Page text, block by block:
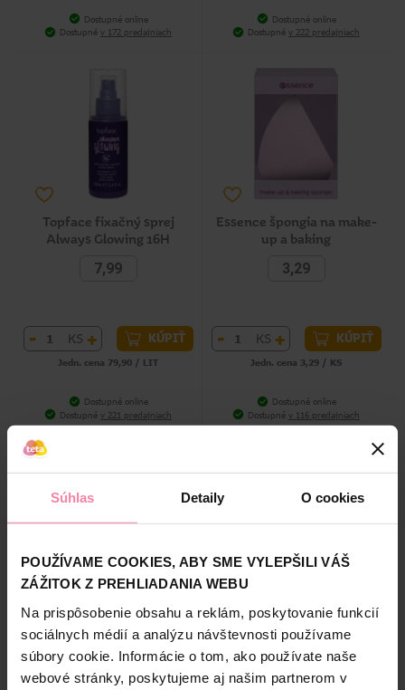
Súhlas Detaily O cookies
POUŽÍVAME COOKIES, ABY SME VYLEPŠILI VÁŠ
ZÁŽITOK Z PREHLIADANIA WEBU
Na prispôsobenie obsahu a reklám, poskytovanie funkcií
sociálnych médií a analýzu návštevnosti používame
súbory cookie. Informácie o tom, ako používate naše
webové stránky, poskytujeme aj našim partnerom v
Dostupné online
Dostupné v 172 predajniach
Dostupné online
Dostupné v 222 predajniach
Topface fixačný sprej
Always Glowing 16H
7,99
- KS + KÚPIŤ
Jedn. cena 79,90 / LIT
Dostupné online
Dostupné v 221 predajniach
Essence špongia na make-
up a baking
3,29
- KS + KÚPIŤ
Jedn. cena 3,29 / KS
Dostupné online
Dostupné v 116 predajniach
Gabriella Salvete
zmatňujúce papieriky na
tvár 50 ks
Orezávač na obočie a vlasy